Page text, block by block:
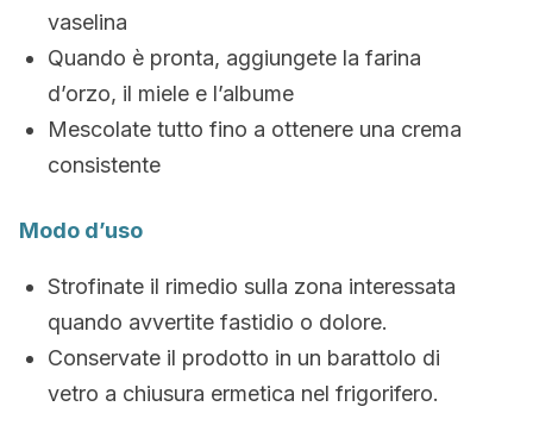
vaselina
Quando è pronta, aggiungete la farina
d’orzo, il miele e l’albume
Mescolate tutto fino a ottenere una crema
consistente
Modo d’uso
Strofinate il rimedio sulla zona interessata
quando avvertite fastidio o dolore.
Conservate il prodotto in un barattolo di
vetro a chiusura ermetica nel frigorifero.